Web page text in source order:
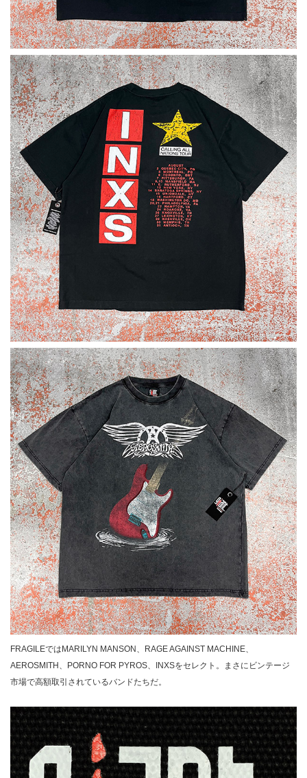
FRAGILEではMARILYN MANSON、RAGE AGAINST MACHINE、
AEROSMITH、PORNO FOR PYROS、INXSをセレクト。まさにビンテージ
市場で高額取引されているバンドたちだ。